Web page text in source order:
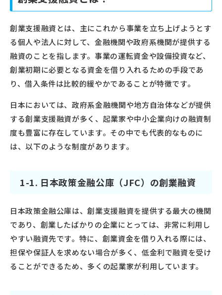
創業支援融資とは、主にこれから事業を立ち上げようとす
る個人や法人に対して、金融機関や政府系機関が提供する
融資のことを指します。事業の運転資金や設備投資など、
創業初期に必要となる資金を借り入れるための手段であ
り、借入条件は比較的緩やかであることが特徴です。
日本においては、政府系金融機関や地方自治体などが提供
する創業支援融資が多く、起業家や中小企業向けの融資制
度も豊富に存在しています。その中でも代表的なものに
は、以下のような制度があります。
1-1. 日本政策金融公庫（JFC）の創業融資
日本政策金融公庫は、創業支援融資を提供する最大の機関
であり、創業したばかりの企業にとっては、非常に利用し
やすい融資先です。特に、創業資金を借り入れる際には、
担保や保証人を求めない場合が多く、低金利で融資を受け
ることができるため、多くの起業家が利用しています。